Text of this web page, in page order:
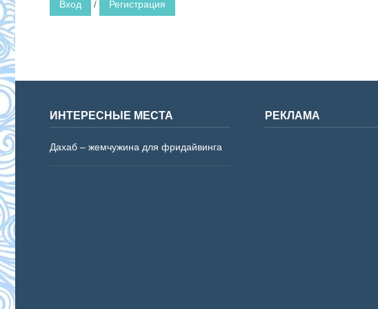
Вход / Регистрация
ИНТЕРЕСНЫЕ МЕСТА
Дахаб – жемчужина для фридайвинга
РЕКЛАМА